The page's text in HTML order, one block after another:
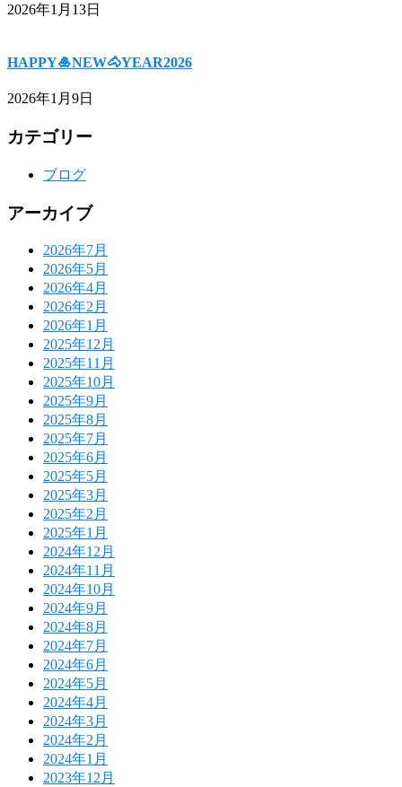
2026年1月13日
HAPPY🎍NEW🐴YEAR2026
2026年1月9日
カテゴリー
ブログ
アーカイブ
2026年7月
2026年5月
2026年4月
2026年2月
2026年1月
2025年12月
2025年11月
2025年10月
2025年9月
2025年8月
2025年7月
2025年6月
2025年5月
2025年3月
2025年2月
2025年1月
2024年12月
2024年11月
2024年10月
2024年9月
2024年8月
2024年7月
2024年6月
2024年5月
2024年4月
2024年3月
2024年2月
2024年1月
2023年12月